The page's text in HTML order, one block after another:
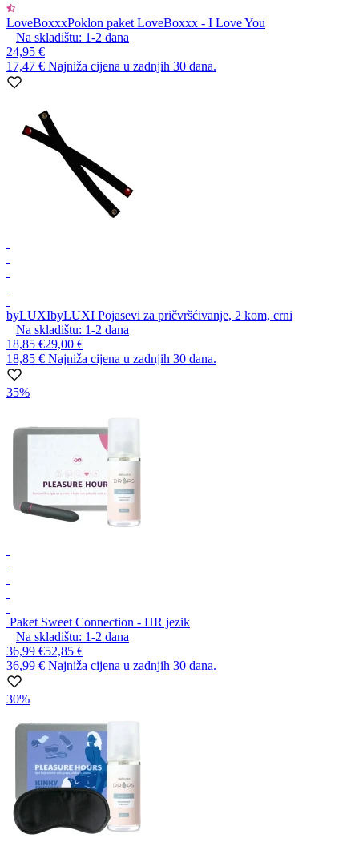
LoveBoxxxPoklon paket LoveBoxxx - I Love You
Na skladištu: 1-2 dana
24,95 €
17,47 € Najniža cijena u zadnjih 30 dana.
byLUXIbyLUXI Pojasevi za pričvršćivanje, 2 kom, crni
Na skladištu: 1-2 dana
18,85 €29,00 €
18,85 € Najniža cijena u zadnjih 30 dana.
35%
Paket Sweet Connection - HR jezik
Na skladištu: 1-2 dana
36,99 €52,85 €
36,99 € Najniža cijena u zadnjih 30 dana.
30%